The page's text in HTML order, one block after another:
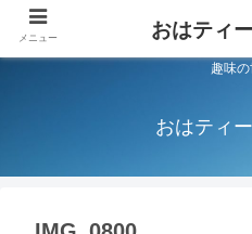
趣味
おはティ
メニュー おはティ